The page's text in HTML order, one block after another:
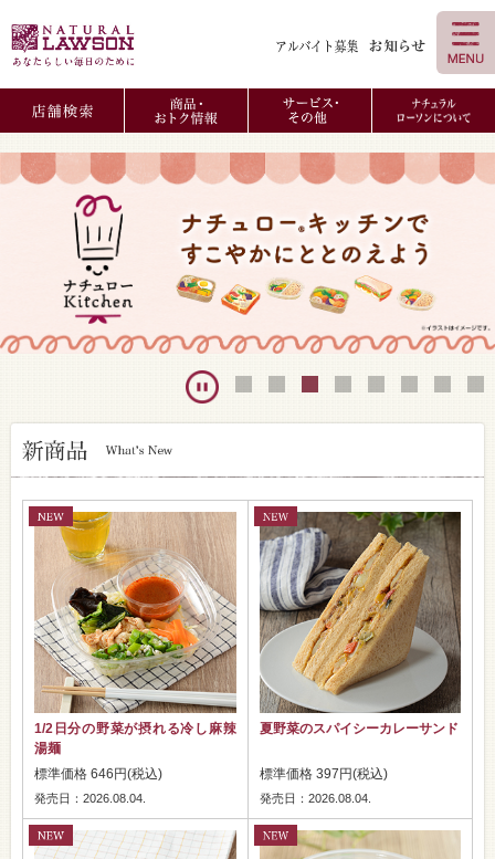
1/2日分の野菜が摂れる冷し麻辣
湯麺
標準価格 646円(税込)
発売日：2026.08.04.
夏野菜のスパイシーカレーサンド
標準価格 397円(税込)
発売日：2026.08.04.